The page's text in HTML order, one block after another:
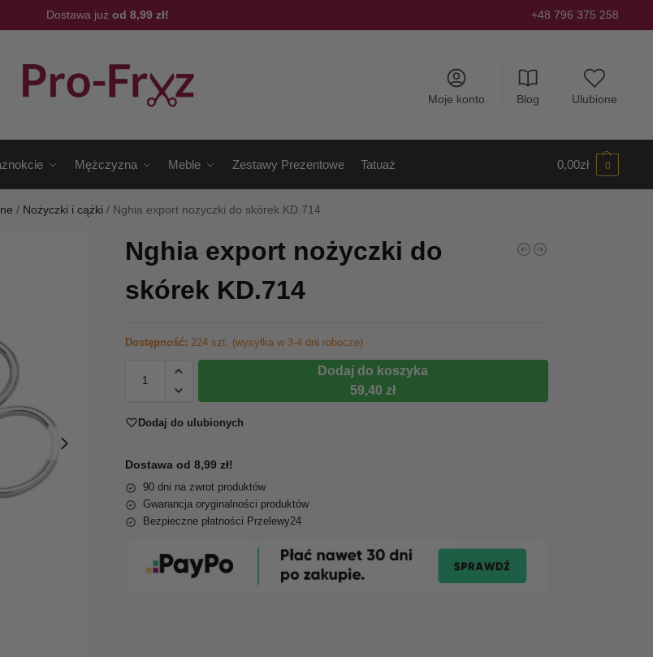
Dostawa już od 8,99 zł! +48 796 375 258
Moje konto Blog Ulubione
Mężczyzna Meble Zestawy Prezentowe Tatuaż 0,00zł 0
/ Nożyczki i cążki / Nghia export nożyczki do skórek KD.714
Nghia export nożyczki do
skórek KD.714
Dostępność: 224 szt. (wysyłka w 3-4 dni robocze)
Dodaj do koszyka
59,40 zł
Dodaj do ulubionych
Dostawa od 8,99 zł!
90 dni na zwrot produktów
Gwarancja oryginalności produktów
Bezpieczne płatności Przelewy24